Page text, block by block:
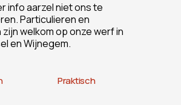
info aarzel niet ons te
Particulieren en
welkom op onze werf in
en Wijnegem.
Praktisch